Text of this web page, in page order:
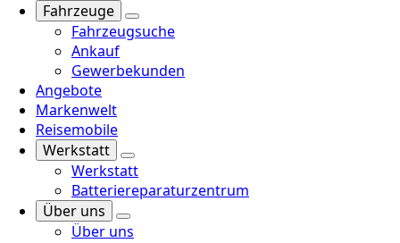
Fahrzeuge
Fahrzeugsuche
Ankauf
Gewerbekunden
Angebote
Markenwelt
Reisemobile
Werkstatt
Werkstatt
Batteriereparaturzentrum
Über uns
Über uns